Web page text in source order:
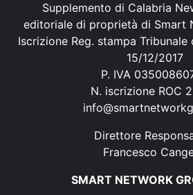
Supplemento di Calabria
editoriale di proprietà di Smart
Iscrizione Reg. stampa
15/12/2017
P. IVA
N. iscrizione ROC
Direttore
Francesco
SMART NETWORK